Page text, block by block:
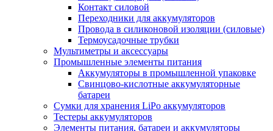
Контакт силовой
Переходники для аккумуляторов
Провода в силиконовой изоляции (силовые)
Термоусадочные трубки
Мультиметры и аксессуары
Промышленные элементы питания
Аккумуляторы в промышленной упаковке
Свинцово-кислотные аккумуляторные
батареи
Сумки для хранения LiPo аккумуляторов
Тестеры аккумуляторов
Элементы питания, батареи и аккумуляторы